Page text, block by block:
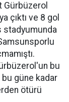
Gürbüzerol
çıktı ve 8 gol
stadyumunda
bu
bu güne kadar
ötürü